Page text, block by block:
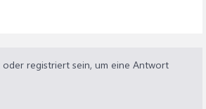
oder registriert sein, um eine Antwort